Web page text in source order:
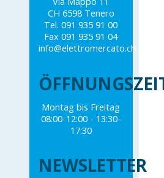
CH 6598 Tenero
Tel. 091 935 91 00
Fax 091 935 91 04
info@elettromercato.ch
Montag bis Freitag
08:00-12:00 - 13:30-
17:30
NEWSLETTER